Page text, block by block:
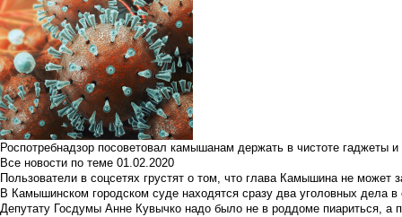
Роспотребнадзор посоветовал камышанам держать в чистоте гаджеты
Все новости по теме 01.02.2020
Пользователи в соцсетях грустят о том, что глава Камышина не может
В Камышинском городском суде находятся сразу два уголовных дела
Депутату Госдумы Анне Кувычко надо было не в роддоме пиариться, а